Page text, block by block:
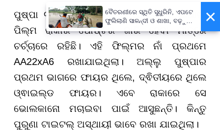
ପୁଷ୍ପା ୩ର ଚର୍ଚ୍ଚା ମଧ୍ୟରେ ଅଲ୍ଲୁଙ୍କ ଆଗାମୀ
ପିଲ୍ମ ରାକାର ପୋଷ୍ଟର ଜାରି ହେବା ମାତ୍ରେ
ଚର୍ଚ୍ଚାରେ ରହିଛି। ଏହି ଫିଲ୍ମର ନାଁ ପ୍ରଥମେ
AA22xA6 ରଖାଯାଇଥିଲା। ଅଲ୍ଲୁ ପୁଷ୍ପାର
ପ୍ରଥମ ଭାଗରେ ଫାୟର ଥିଲେ, ଦ୍ଵିତୀୟରେ ଥିଲେ
ଓ୍ଵାଇଲ୍ଡ ଫାୟର। ଏବେ ରାକାରେ ସେ
ଭୋଲକାନୋ ମଚାଇବା ପାଇଁ ଆସୁଛନ୍ତି। କିନ୍ତୁ
ପୁରୁଣା ଟାଇଟଲ୍ ଅସ୍ଥାୟୀ ଭାବେ ରଖା ଯାଇଥିଲା।
×
ବୈତରଣୀରେ ସ୍ଥିତି ସୁଧୁରିନି, ଏପଟେ
ଫୁଲିଲାଣି ସାଳନ୍ଦୀ ଓ ଶାଖା, ବଢ଼ୁଛି
ବନ୍ୟା ଭୟ